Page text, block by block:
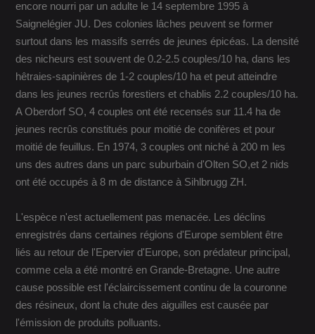
encore nourri par un adulte le 14 septembre 1995 à
Saignelégier JU. Des colonies lâches peuvent se former
surtout dans les massifs serrés de jeunes épicéas. La densité
des nicheurs est souvent de 0.2-2.5 couples/10 ha, dans les
hêtraies-sapinières de 1-2 couples/10 ha et peut atteindre
dans les jeunes recrûs forestiers et chablis 2.2 couples/10 ha.
A Oberdorf SO, 4 couples ont été recensés sur 11.4 ha de
jeunes recrûs constitués pour moitié de conifères et pour
moitié de feuillus. En 1974, 3 couples ont niché à 200 m les
uns des autres dans un parc suburbain d'Olten SO,et 2 nids
ont été occupés à 8 m de distance à Sihlbrugg ZH.
L'espèce n'est actuellement pas menacée. Les déclins
enregistrés dans certaines régions d'Europe semblent être
liés au retour de l'Epervier d'Europe, son prédateur principal,
comme cela a été montré en Grande-Bretagne. Une autre
cause possible est l'éclaircissement continu de la couronne
des résineux, dont la chute des aiguilles est causée par
l'émission de produits polluants.